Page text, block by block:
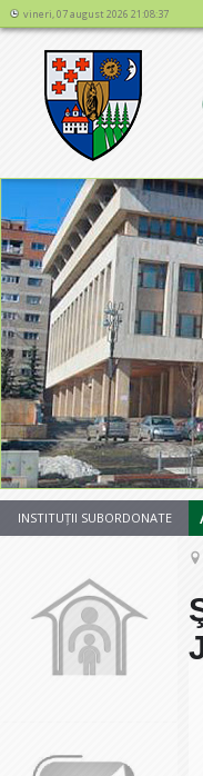
vineri, 07 august 2026 21:08:37
INSTITUȚII SUBORDONATE